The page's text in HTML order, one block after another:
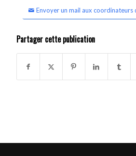
Envoyer un mail aux coordinateurs
Partager cette publication